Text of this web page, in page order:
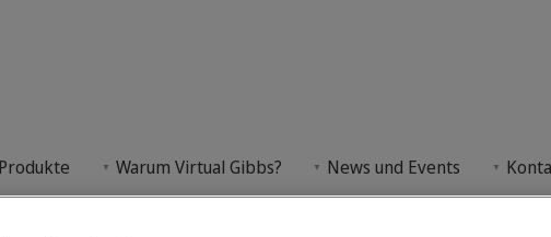
Produkte Warum Virtual Gibbs? News und Events
Studentenlizenzen, erweitert die Verfügbarkeit